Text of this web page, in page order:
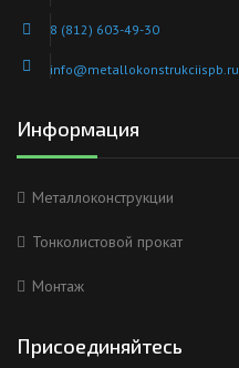
8 (812) 603-49-30
info@metallokonstrukciispb.ru
Информация
Металлоконструкции
Тонколистовой прокат
Монтаж
Присоединяйтесь